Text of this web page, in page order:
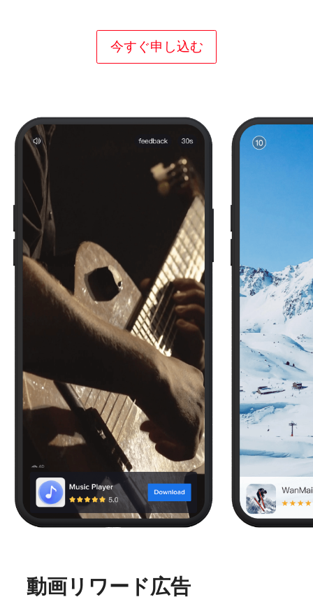
iOS、AndroidのあらゆるバージョンのOSをサポ
ートしています。
広告フォーマットを進化させ、自然なユーザー
体験を提供します。
今すぐ申し込む
動画リワード広告